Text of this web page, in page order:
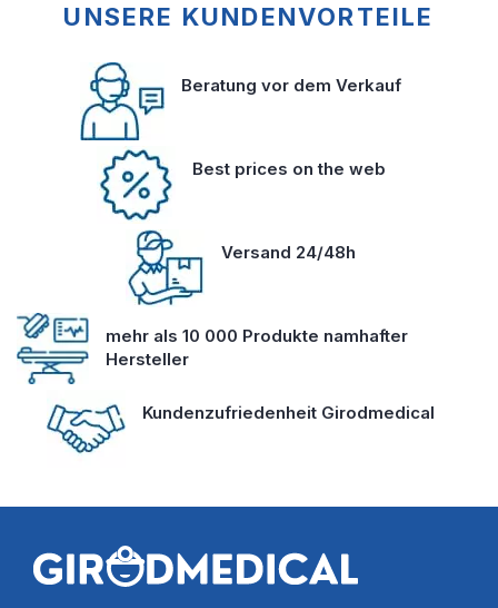
UNSERE KUNDENVORTEILE
Beratung vor dem Verkauf
Best prices on the web
Versand 24/48h
mehr als 10 000 Produkte namhafter
Hersteller
Kundenzufriedenheit Girodmedical